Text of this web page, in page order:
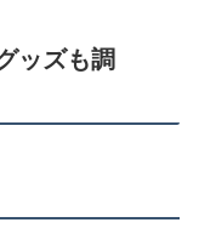
ッズも調